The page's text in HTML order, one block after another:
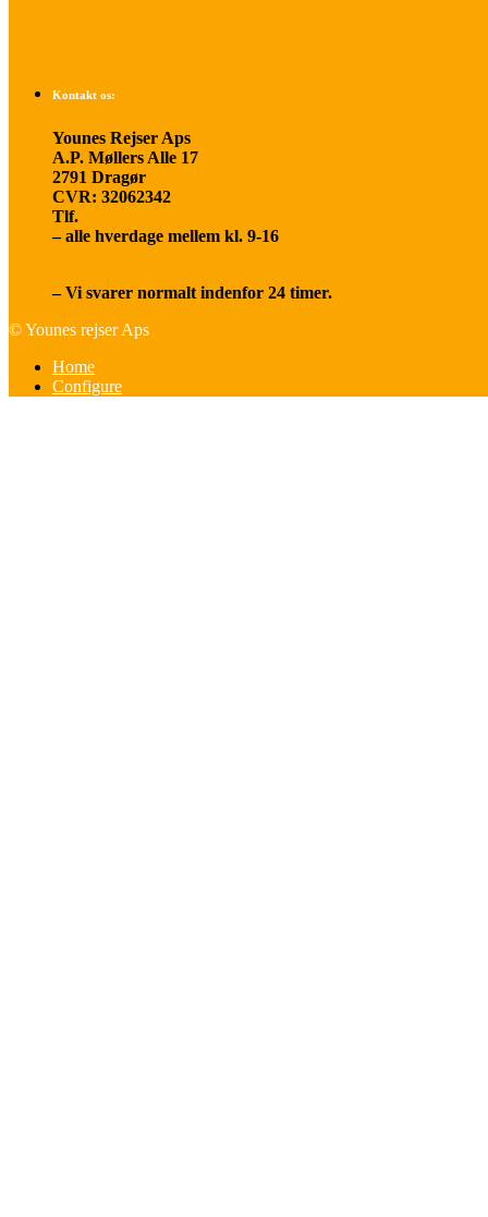
Kontakt os:
Younes Rejser Aps
A.P. Møllers Alle 17
2791 Dragør
CVR: 32062342
Tlf.
– alle hverdage mellem kl. 9-16
– Vi svarer normalt indenfor 24 timer.
© Younes rejser Aps
Home
Configure